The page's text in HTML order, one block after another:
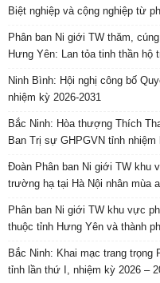
Biệt nghiệp và cộng nghiệp từ
Phân ban Ni giới TW thăm,
Hưng Yên: Lan tỏa tinh thần hộ
Ninh Bình: Hội nghị công bố
nhiệm kỳ 2026-2031
Bắc Ninh: Hòa thượng Thích
Ban Trị sự GHPGVN tỉnh nhiệm
Đoàn Phân ban Ni giới TW khu
trường hạ tại Hà Nội nhân mùa
Phân ban Ni giới TW khu vực
thuộc tỉnh Hưng Yên và thành
Bắc Ninh: Khai mạc trang
tỉnh lần thứ I, nhiệm kỳ 2026 –